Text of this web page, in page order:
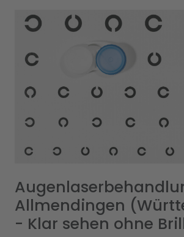
Allmendingen
- Klar sehen ohne